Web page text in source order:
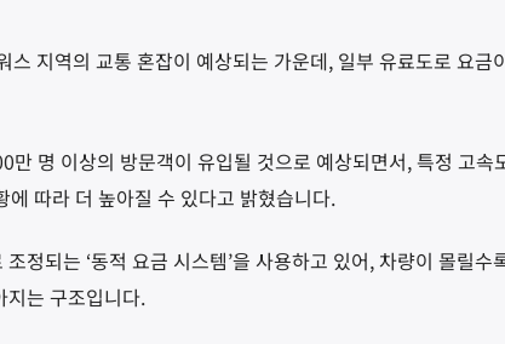
지역의 교통 혼잡이 예상되는 가운데, 일부 유료도로 요금
명 이상의 방문객이 유입될 것으로 예상되면서, 특정 고속
에 따라 더 높아질 수 있다고 밝혔습니다.
정되는 ‘동적 요금 시스템’을 사용하고 있어, 차량이 몰릴수
지는 구조입니다.